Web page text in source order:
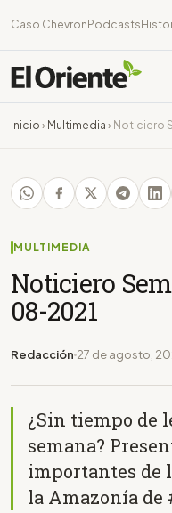
Caso Chevron Podcasts
Inicio › Multimedia › Noticiero
MULTIMEDIA
Noticiero
08-2021
Redacción 27 de agosto,
¿Sin tiempo de
semana?
importantes de
la Amazonía de